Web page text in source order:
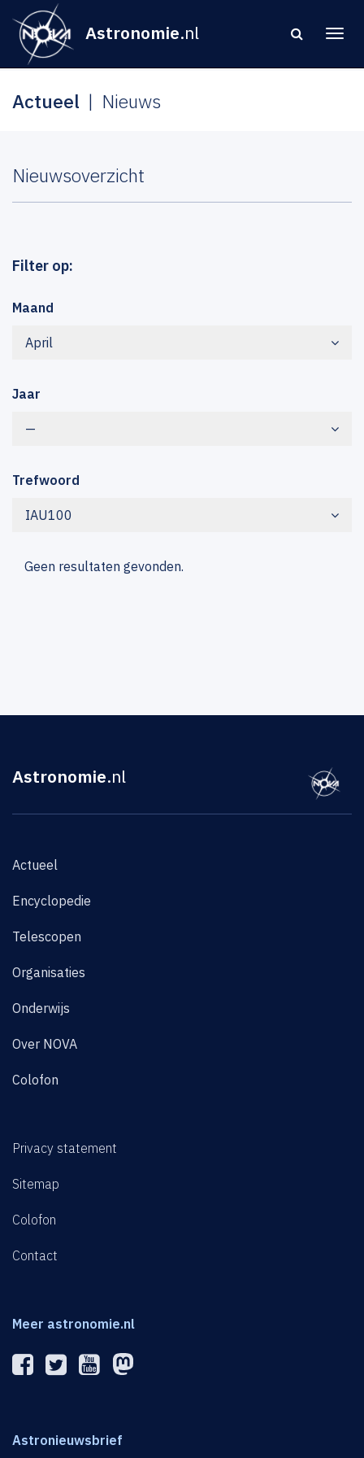
Astronomie.nl
Actueel Nieuws
Nieuwsoverzicht
Filter op:
Maand
April
Jaar
—
Trefwoord
IAU100
Geen resultaten gevonden.
Astronomie.nl
Actueel
Encyclopedie
Telescopen
Organisaties
Onderwijs
Over NOVA
Colofon
Privacy statement
Sitemap
Colofon
Contact
Meer astronomie.nl
Astronieuwsbrief